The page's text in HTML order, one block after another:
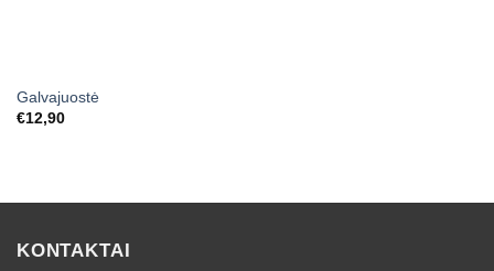
Galvajuostė
€12,90
KONTAKTAI